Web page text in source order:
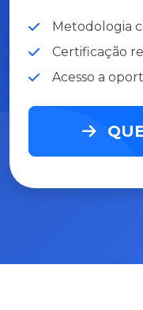
Metodologia
Certificação
Acesso a